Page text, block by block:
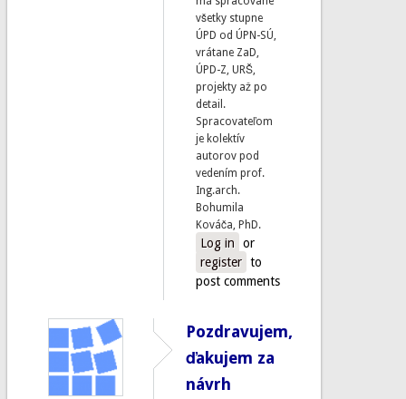
všetky stupne
ÚPD od ÚPN-SÚ,
vrátane ZaD,
ÚPD-Z, URŠ,
projekty až po
detail.
Spracovateľom
je kolektív
autorov pod
vedením prof.
Ing.arch.
Bohumila
Kováča, PhD.
Log in
or
register to
post comments
Pozdravujem,
ďakujem za
návrh